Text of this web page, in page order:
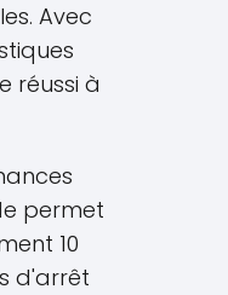
Avec
réussi à
permet
10
d'arrêt